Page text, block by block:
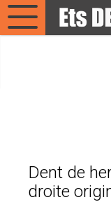
Dent de
droite